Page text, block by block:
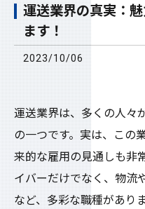
運送業界の真実：
ます！
2023/10/06
運送業界は、多くの人々
の一つです。実は、この
来的な雇用の見通しも非
イバーだけでなく、物流
など、多彩な職種があり